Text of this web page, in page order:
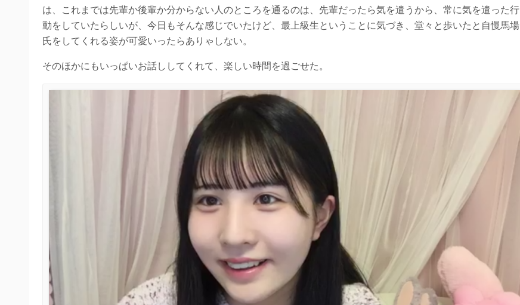
は、これまでは先輩か後輩か分からない人のところを通るのは、先輩だったら気を遣うから、常に気を遣った行
動をしていたらしいが、今日もそんな感じでいたけど、最上級生ということに気づき、堂々と歩いたと自慢馬場
氏をしてくれる姿が可愛いったらありゃしない。
そのほかにもいっぱいお話ししてくれて、楽しい時間を過ごせた。